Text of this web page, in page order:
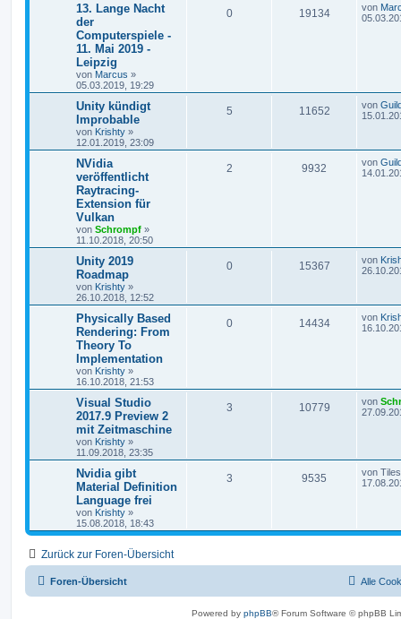
13. Lange Nacht
der
Computerspiele -
11. Mai 2019 -
Leipzig
von Marcus »
05.03.2019, 19:29
0 19134 von
Unity kündigt
Improbable
von Krishty »
12.01.2019, 23:09
5 11652 von
NVidia
veröffentlicht
Raytracing-
Extension für
Vulkan
von Schrompf »
11.10.2018, 20:50
2 9932 von
Unity 2019
Roadmap
von Krishty »
26.10.2018, 12:52
0 15367 von
Physically Based
Rendering: From
Theory To
Implementation
von Krishty »
16.10.2018, 21:53
0 14434 von
Visual Studio
2017.9 Preview 2
mit Zeitmaschine
von Krishty »
11.09.2018, 23:35
3 10779 von
Nvidia gibt
Material Definition
Language frei
von Krishty »
15.08.2018, 18:43
3 9535 von Tiles
Zurück zur Foren-Übersicht
Foren-Übersicht Alle
Powered by phpBB® Forum Software © phpBB